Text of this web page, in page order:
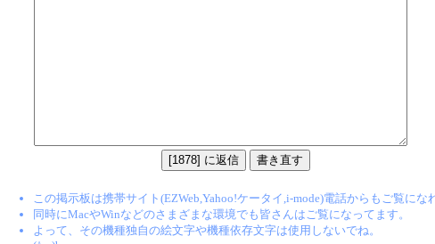
この掲示板は携帯サイト(EZWeb,Yahoo!ケータイ,i-mode)電話からもご覧にな
同時にMacやWinなどのさまざまな環境でも皆さんはご覧になってます。
よって、その機種独自の絵文字や機種依存文字は使用しないでね。